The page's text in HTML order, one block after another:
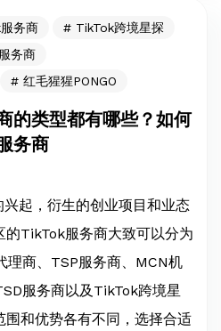
务商
TikTok跨境星探
务商
红毛猩猩PONGO
的类型都有哪些？如何
务商
起，衍生的创业项目和业态
的TikTok服务商大致可以分为
理商、TSP服务商、MCN机
服务商以及TikTok跨境星
和优势各有不同，选择合适